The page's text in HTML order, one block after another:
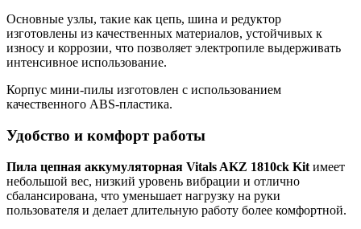
Основные узлы, такие как цепь, шина и редуктор
изготовлены из качественных материалов, устойчивых к
износу и коррозии, что позволяет электропиле выдерживать
интенсивное использование.
Корпус мини-пилы изготовлен с использованием
качественного ABS-пластика.
Удобство и комфорт работы
Пила цепная аккумуляторная Vitals AKZ 1810ck Kit имеет
небольшой вес, низкий уровень вибрации и отлично
сбалансирована, что уменьшает нагрузку на руки
пользователя и делает длительную работу более комфортной.